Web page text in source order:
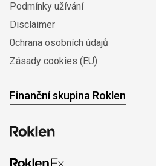
Podmínky užívání
Disclaimer
0chrana osobních údajů
Zásady cookies (EU)
Finanční skupina Roklen